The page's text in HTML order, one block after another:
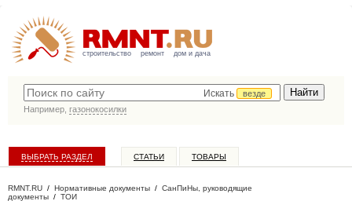
строительство ремонт дом и дача
Искать
везде
Например, газонокосилки
ВЫБРАТЬ РАЗДЕЛ СТАТЬИ ТОВАРЫ
RMNT.RU / Нормативные документы / СанПиНы, руководящие
документы / ТОИ